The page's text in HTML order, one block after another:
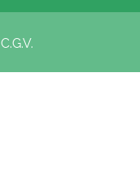
C.G.V.